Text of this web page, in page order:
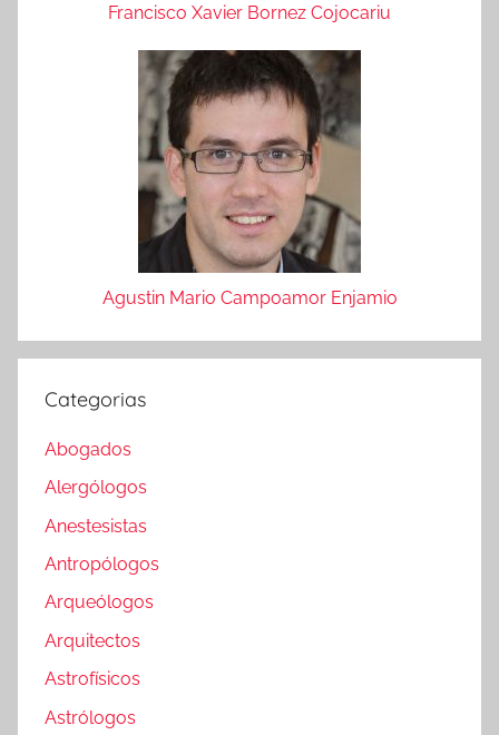
Francisco Xavier Bornez Cojocariu
Agustin Mario Campoamor Enjamio
Categorias
Abogados
Alergólogos
Anestesistas
Antropólogos
Arqueólogos
Arquitectos
Astrofísicos
Astrólogos